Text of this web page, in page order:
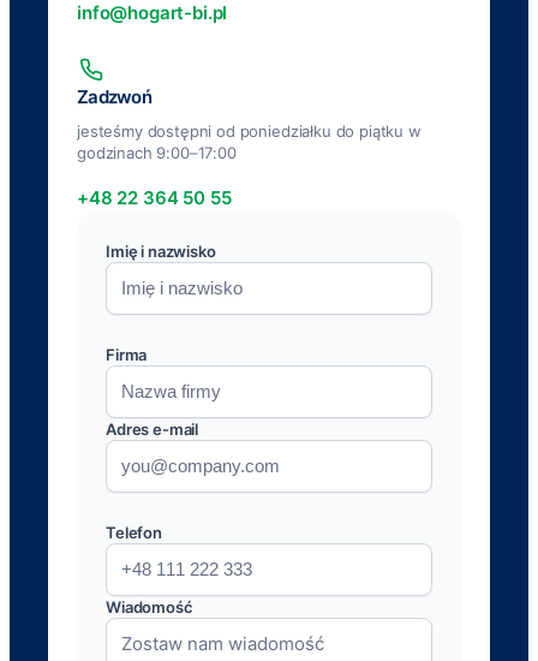
info@hogart-bi.pl
Zadzwoń
jesteśmy dostępni od poniedziałku do piątku w
godzinach 9:00–17:00
+48 22 364 50 55
Imię i nazwisko
Firma
Adres e-mail
Telefon
Wiadomość